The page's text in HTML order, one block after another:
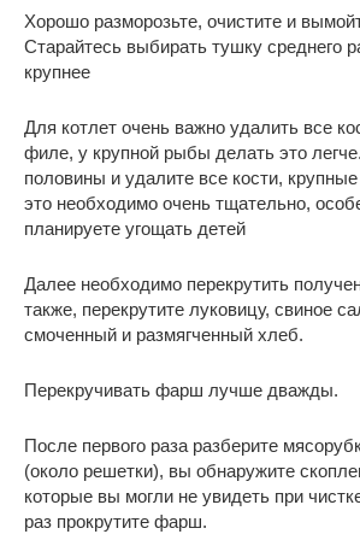
Хорошо разморозьте, очистите и
Старайтесь выбирать тушку среднего
крупнее
Для котлет очень важно удалить все
филе, у крупной рыбы делать это
половины и удалите все кости,
это необходимо очень тщательно,
планируете угощать детей
Далее необходимо перекрутить
также, перекрутите луковицу, свиное
смоченный и размягченный хлеб.
Перекручивать фарш лучше дважды.
После первого раза разберите
(около решетки), вы обнаружите
которые вы могли не увидеть при
раз прокрутите фарш.